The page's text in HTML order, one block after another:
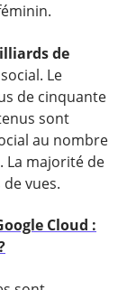
de
Le
de cinquante
sont
au nombre
La majorité de
vues.
Cloud :